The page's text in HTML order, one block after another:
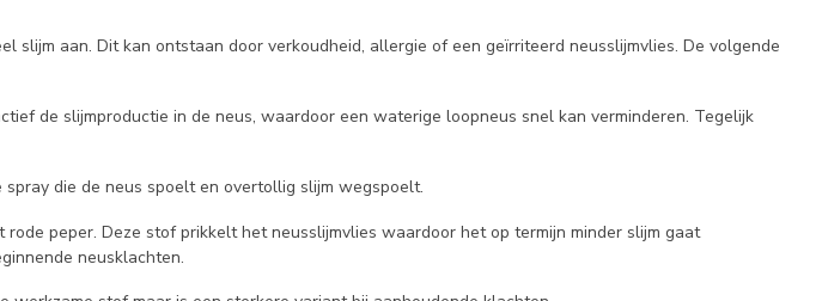
slijm aan. Dit kan ontstaan door verkoudheid, allergie of een geïrriteerd neusslijmvlies. De volgende
de slijmproductie in de neus, waardoor een waterige loopneus snel kan verminderen. Tegelijk
spray die de neus spoelt en overtollig slijm wegspoelt.
rode peper. Deze stof prikkelt het neusslijmvlies waardoor het op termijn minder slijm gaat
neusklachten.